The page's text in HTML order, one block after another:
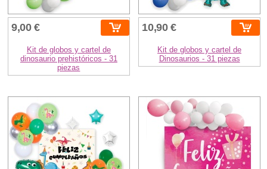
9,00 €
Kit de globos y cartel de
dinosaurio prehistóricos - 31
piezas
10,90 €
Kit de globos y cartel de
Dinosaurios - 31 piezas